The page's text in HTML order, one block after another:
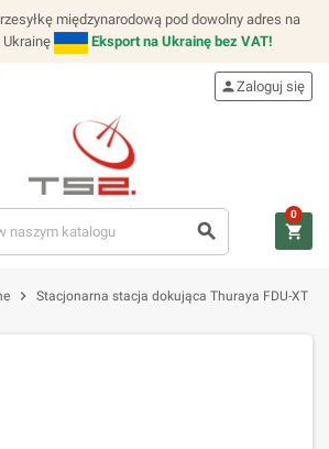
międzynarodową pod dowolny adres na
Eksport na Ukrainę bez VAT!
search
personZaloguj się
shopping_cart
0
chevron_right Stacjonarna stacja dokująca Thuraya FDU-XT